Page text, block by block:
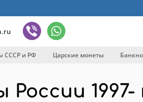
СССР и РФ Царские монеты
1997-